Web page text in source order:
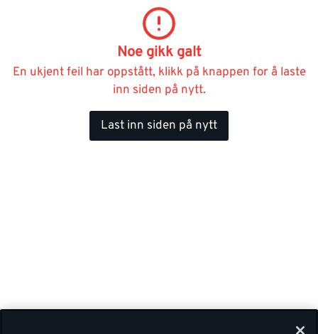
Noe gikk galt
En ukjent feil har oppstått, klikk på knappen for å laste
inn siden på nytt.
Last inn siden på nytt